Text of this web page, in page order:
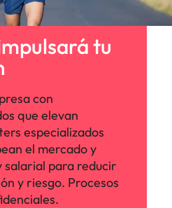
tu
con
que elevan
especializados
el mercado y
para reducir
y riesgo. Procesos